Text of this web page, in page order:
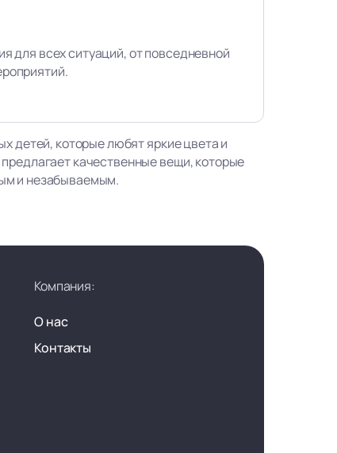
для всех ситуаций, от повседневной
детей, которые любят яркие цвета и
качественные вещи, которые
и незабываемым.
Компания:
О нас
Контакты